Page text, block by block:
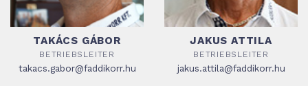
TAKÁCS GÁBOR
BETRIEBSLEITER
takacs.gabor@faddikorr.hu
JAKUS ATTILA
BETRIEBSLEITER
jakus.attila@faddikorr.hu